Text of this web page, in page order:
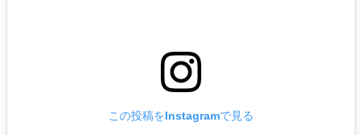
この投稿をInstagramで見る